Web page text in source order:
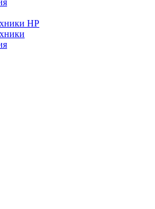
HP